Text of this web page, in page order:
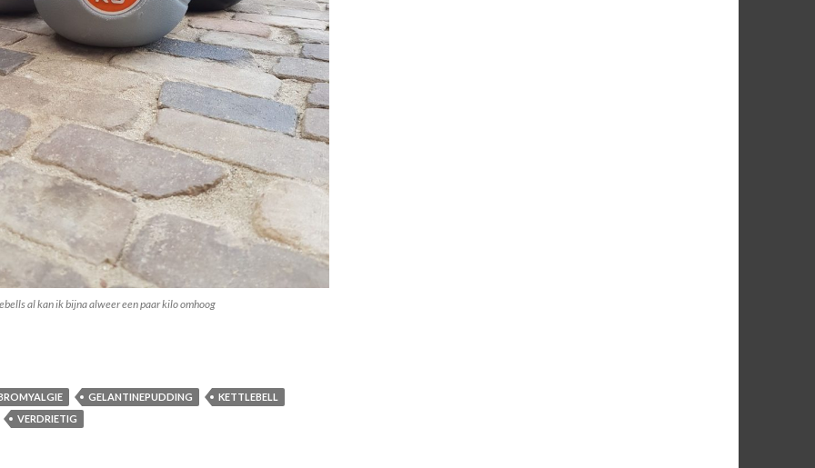
al kan ik bijna alweer een paar kilo omhoog
mijn nieuwe trainingsmaatje
GELANTINEPUDDING
KETTLEBELL
VERDRIETIG